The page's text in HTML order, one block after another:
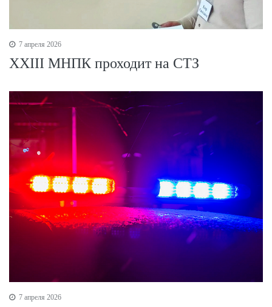
7 апреля 2026
XXIII МНПК проходит на СТЗ
7 апреля 2026